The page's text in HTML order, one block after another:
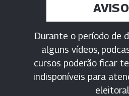
Durante o período de
alguns vídeos,
cursos poderão ficar
indisponíveis para